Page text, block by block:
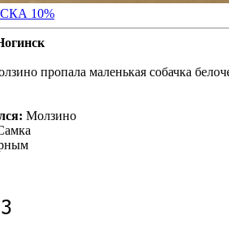
10%
пропала маленькая собачка
Молзино